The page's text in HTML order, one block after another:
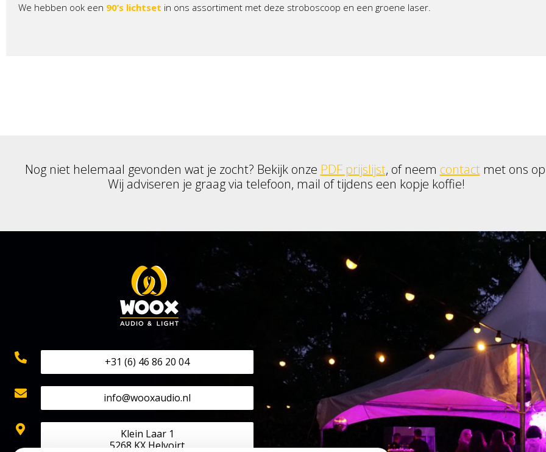
We hebben ook een 90’s lichtset in ons assortiment met deze stroboscoop en een groene laser.
Nog niet helemaal gevonden wat je zocht? Bekijk onze PDF prijslijst, of neem contactmet ons
Wij adviseren je graag via telefoon, mail of tijdens een kopje koffie!
+31 (6) 46 86 20 04
info@wooxaudio.nl
Klein Laar 1
5268 KX Helvoirt